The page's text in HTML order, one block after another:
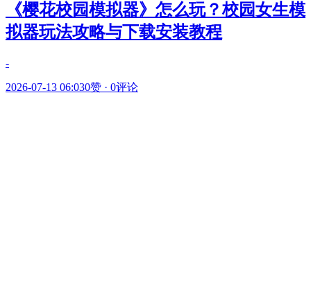
《樱花校园模拟器》怎么玩？校园女生模
拟器玩法攻略与下载安装教程
-
2026-07-13 06:030赞 · 0评论